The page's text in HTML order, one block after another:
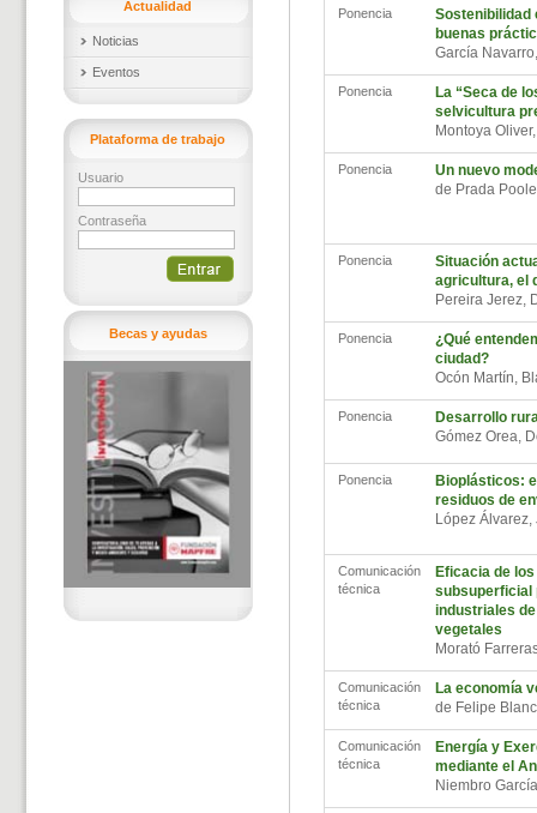
Actualidad
Noticias
Eventos
Plataforma de trabajo
Usuario
Contraseña
Becas y ayudas
Ponencia
Sostenibilidad
buenas
García
Ponencia
La “Seca de
selvicultura
Montoya
Ponencia
Un nuevo
de Prada
Ponencia
Situación
agricultura, el
Pereira Jerez,
Ponencia
¿Qué
ciudad?
Ocón Martín,
Ponencia
Desarrollo
Gómez Orea,
Ponencia
Bioplásticos:
residuos de
López
Comunicación
técnica
Eficacia de
subsuperficial
industriales
vegetales
Morató
Comunicación
técnica
La economía
de Felipe
Comunicación
técnica
Energía y
mediante el
Niembro